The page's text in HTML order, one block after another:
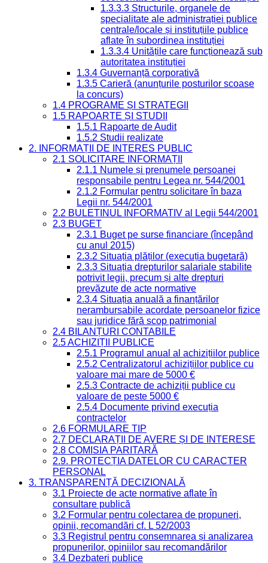
1.3.3.3 Structurile, organele de
specialitate ale administrației publice
centrale/locale și instituțiile publice
aflate în subordinea instituției
1.3.3.4 Unitățile care funcționează sub
autoritatea instituției
1.3.4 Guvernanță corporativă
1.3.5 Carieră (anunțurile posturilor scoase
la concurs)
1.4 PROGRAME ȘI STRATEGII
1.5 RAPOARTE ȘI STUDII
1.5.1 Rapoarte de Audit
1.5.2 Studii realizate
2. INFORMAȚII DE INTERES PUBLIC
2.1 SOLICITARE INFORMAȚII
2.1.1 Numele și prenumele persoanei
responsabile pentru Legea nr. 544/2001
2.1.2 Formular pentru solicitare în baza
Legii nr. 544/2001
2.2 BULETINUL INFORMATIV al Legii 544/2001
2.3 BUGET
2.3.1 Buget pe surse financiare (începând
cu anul 2015)
2.3.2 Situația plăților (execuția bugetară)
2.3.3 Situația drepturilor salariale stabilite
potrivit legii, precum și alte drepturi
prevăzute de acte normative
2.3.4 Situația anuală a finanțărilor
nerambursabile acordate persoanelor fizice
sau juridice fără scop patrimonial
2.4 BILANȚURI CONTABILE
2.5 ACHIZIȚII PUBLICE
2.5.1 Programul anual al achizițiilor publice
2.5.2 Centralizatorul achizițiilor publice cu
valoare mai mare de 5000 €
2.5.3 Contracte de achiziții publice cu
valoare de peste 5000 €
2.5.4 Documente privind execuția
contractelor
2.6 FORMULARE TIP
2.7 DECLARAȚII DE AVERE ȘI DE INTERESE
2.8 COMISIA PARITARĂ
2.9. PROTECȚIA DATELOR CU CARACTER
PERSONAL
3. TRANSPARENȚĂ DECIZIONALĂ
3.1 Proiecte de acte normative aflate în
consultare publică
3.2 Formular pentru colectarea de propuneri,
opinii, recomandări cf. L 52/2003
3.3 Registrul pentru consemnarea și analizarea
propunerilor, opiniilor sau recomandărilor
3.4 Dezbateri publice